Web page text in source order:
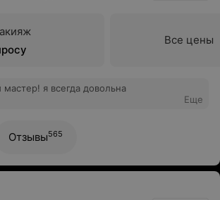
Все цены
я всегда довольна
Еще
Отзывы565